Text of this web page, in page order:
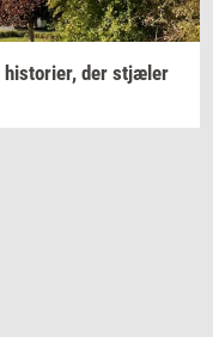
hi­sto­ri­er, der stjæ­ler